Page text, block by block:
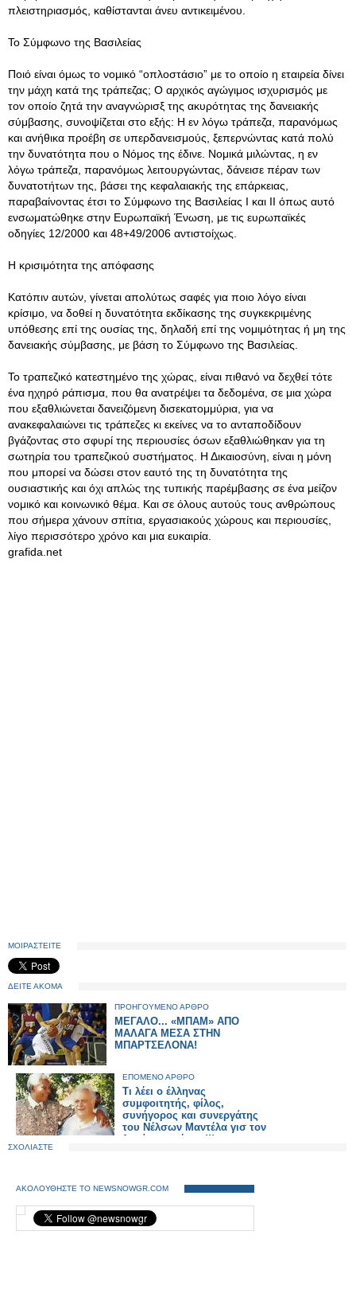
πλειστηριασμός, καθίστανται άνευ αντικειμένου.
Το Σύμφωνο της Βασιλείας
Ποιό είναι όμως το νομικό “οπλοστάσιο” με το οποίο η εταιρεία δίνει
την μάχη κατά της τράπεζας; Ο αρχικός αγώγιμος ισχυρισμός με
τον οποίο ζητά την αναγνώρισξ της ακυρότητας της δανειακής
σύμβασης, συνοψίζεται στο εξής: Η εν λόγω τράπεζα, παρανόμως
και ανήθικα προέβη σε υπερδανεισμούς, ξεπερνώντας κατά πολύ
την δυνατότητα που ο Νόμος της έδινε. Νομικά μιλώντας, η εν
λόγω τράπεζα, παρανόμως λειτουργώντας, δάνεισε πέραν των
δυνατοτήτων της, βάσει της κεφαλαιακής της επάρκειας,
παραβαίνοντας έτσι το Σύμφωνο της Βασιλείας Ι και ΙΙ όπως αυτό
ενσωματώθηκε στην Ευρωπαϊκή Ένωση, με τις ευρωπαϊκές
οδηγίες 12/2000 και 48+49/2006 αντιστοίχως.
Η κρισιμότητα της απόφασης
Κατόπιν αυτών, γίνεται απολύτως σαφές για ποιο λόγο είναι
κρίσιμο, να δοθεί η δυνατότητα εκδίκασης της συγκεκριμένης
υπόθεσης επί της ουσίας της, δηλαδή επί της νομιμότητας ή μη της
δανειακής σύμβασης, με βάση το Σύμφωνο της Βασιλείας.
Το τραπεζικό κατεστημένο της χώρας, είναι πιθανό να δεχθεί τότε
ένα ηχηρό ράπισμα, που θα ανατρέψει τα δεδομένα, σε μια χώρα
που εξαθλιώνεται δανειζόμενη δισεκατομμύρια, για να
ανακεφαλαιώνει τις τράπεζες κι εκείνες να το ανταποδίδουν
βγάζοντας στο σφυρί της περιουσίες όσων εξαθλιώθηκαν για τη
σωτηρία του τραπεζικού συστήματος. Η Δικαιοσύνη, είναι η μόνη
που μπορεί να δώσει στον εαυτό της τη δυνατότητα της
ουσιαστικής και όχι απλώς της τυπικής παρέμβασης σε ένα μείζον
νομικό και κοινωνικό θέμα. Και σε όλους αυτούς τους ανθρώπους
που σήμερα χάνουν σπίτια, εργασιακούς χώρους και περιουσίες,
λίγο περισσότερο χρόνο και μια ευκαιρία.
grafida.net
ΜΟΙΡΑΣΤΕΙΤΕ
ΔΕΙΤΕ ΑΚΟΜΑ
ΠΡΟΗΓΟΥΜΕΝΟ ΑΡΘΡΟ
ΜΕΓΑΛΟ... «ΜΠΑΜ» ΑΠΟ
ΜΑΛΑΓΑ ΜΕΣΑ ΣΤΗΝ
ΜΠΑΡΤΣΕΛΟΝΑ!
ΕΠΟΜΕΝΟ ΑΡΘΡΟ
Τι λέει ο έλληνας
συμφοιτητής, φίλος,
συνήγορος και συνεργάτης
του Νέλσων Μαντέλα γισ τον
θσνόντσ ηγέτη...!!!
ΣΧΟΛΙΑΣΤΕ
ΑΚΟΛΟΥΘΗΣΤΕ ΤΟ NEWSNOWGR.COM